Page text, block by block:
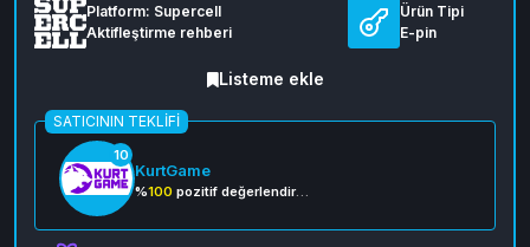
Platform: Supercell
Aktifleştirme rehberi
Ürün Tipi
E-pin
Listeme ekle
SATICININ TEKLIFI
10
KurtGame
%100 pozitif değerlendirme